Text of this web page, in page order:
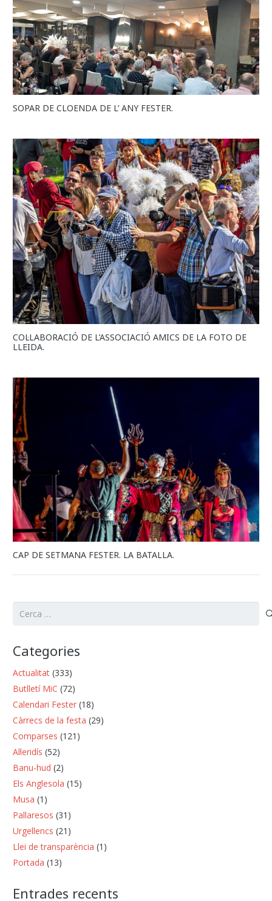
SOPAR DE CLOENDA DE L’ ANY FESTER.
COL·LABORACIÓ DE L’ASSOCIACIÓ AMICS DE LA FOTO DE
LLEIDA.
CAP DE SETMANA FESTER. LA BATALLA.
Cerca:
Categories
Actualitat (333)
Butlletí MiC (72)
Calendari Fester (18)
Càrrecs de la festa (29)
Comparses (121)
Al·leridís (52)
Banu-hud (2)
Els Anglesola (15)
Musa (1)
Pallaresos (31)
Urgellencs (21)
Llei de transparència (1)
Portada (13)
Entrades recents